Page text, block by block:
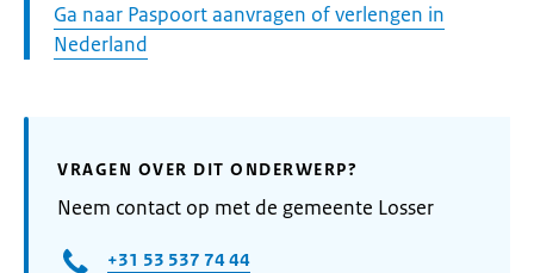
Ga naar Paspoort aanvragen of verlengen in
Nederland
VRAGEN OVER DIT ONDERWERP?
Neem contact op met de gemeente Losser
+31 53 537 74 44